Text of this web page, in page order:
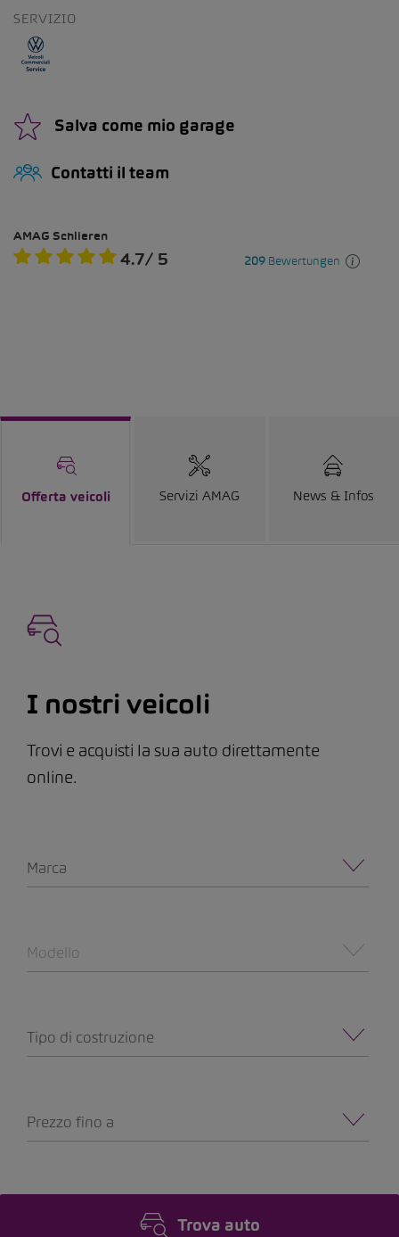
SERVIZIO
Salva come mio garage
Contatti il team
Offerta veicoli Servizi AMAG News & Infos
I nostri veicoli
Trovi e acquisti la sua auto direttamente
online.
Marca
Modello
Tipo di costruzione
Prezzo fino a
Trova auto